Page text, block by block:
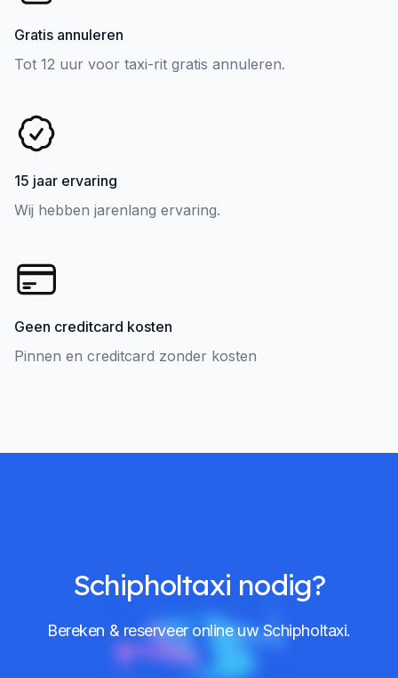
Gratis annuleren
Tot 12 uur voor taxi-rit gratis annuleren.
15 jaar ervaring
Wij hebben jarenlang ervaring.
Geen creditcard kosten
Pinnen en creditcard zonder kosten
Schipholtaxi nodig?
Bereken & reserveer online uw Schipholtaxi.